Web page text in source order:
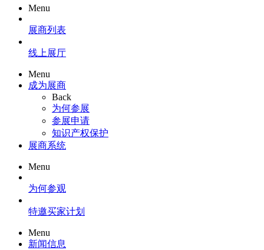
Menu
展商列表
线上展厅
Menu
成为展商
Back
为何参展
参展申请
知识产权保护
展商系统
Menu
为何参观
特邀买家计划
Menu
新闻信息